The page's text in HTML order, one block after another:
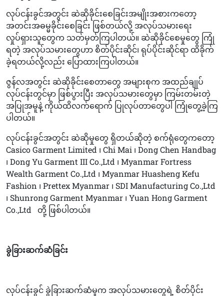
လုပ်ငန်းခွင်အတွင်း ဆဲဆိုခိုင်းစေခြင်းအမျိုးအစားကတော့
အတင်းအဓမ္မခိုင်းစေခြင်း ဖြစ်တယ်လို့ အလုပ်သမားရေး
လှုပ်ရှားသူတွေက သတ်မှတ်ကြပါတယ်။ ဆဲဆိုခိုင်စေမှုတွေ ကြုံ
ရတဲ့ အလုပ်သမားတွေဟာ စိတ်ပိုင်းဆိုင်၊ ရုပ်ပိုင်းဆိုင်ရာ ထိခိုက်
ခဲ့ရတယ်လို့လည်း ပြောထားကြပါတယ်။
ဇွန်လအတွင်း ဆဲဆိုခိုင်းစေတာတွေ အများစုက အထည်ချုပ်
လုပ်ငန်းတွင်မှာ ဖြစ်ပွားပြီး အလုပ်သမားတွေမှာ ကြမ်းတမ်းတဲ့
အပြုအမူနဲ့ ကိုယ်ထိလက်ရောက် ပြုလုပ်တာတွေပါ ကြုံတွေ့ခဲ့ကြ
ပါတယ်။
လုပ်ငန်းခွင်အတွင်း ဆဲဆိုမှုတွေ ရှိတယ်ဆိုတဲ့ စက်ရုံတွေကတော့
Casico Garment Limited ၊ Chi Mai ၊ Dong Chen Handbag
၊ Dong Yu Garment III Co.,Ltd ၊ Myanmar Fortress
Wealth Garment Co.,Ltd ၊ Myanmar Huasheng Kefu
Fashion ၊ Prettex Myanmar ၊ SDI Manufacturing Co.,Ltd
၊ Shunrong Garment Myanmar ၊ Yuan Hong Garment
Co.,Ltd
တို့ ဖြစ်ပါတယ်။
ခွဲခြားဆက်ဆံခြင်း
လုပ်ငန်းခွင် ခွဲခြားဆက်ဆံမှုက အလုပ်သမားတွေရဲ့ စိတ်ပိုင်း